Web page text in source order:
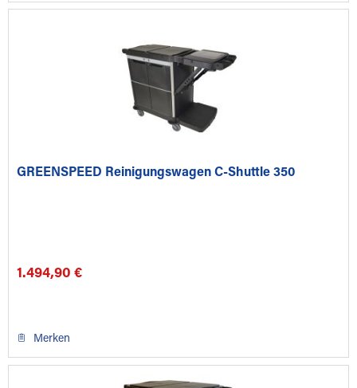
GREENSPEED Reinigungswagen C-Shuttle 350
1.494,90 €
Merken